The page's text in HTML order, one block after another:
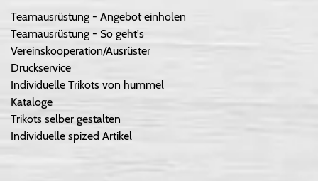
Teamausrüstung - Angebot einholen
Teamausrüstung - So geht's
Vereinskooperation/Ausrüster
Druckservice
Individuelle Trikots von hummel
Kataloge
Trikots selber gestalten
Individuelle spized Artikel